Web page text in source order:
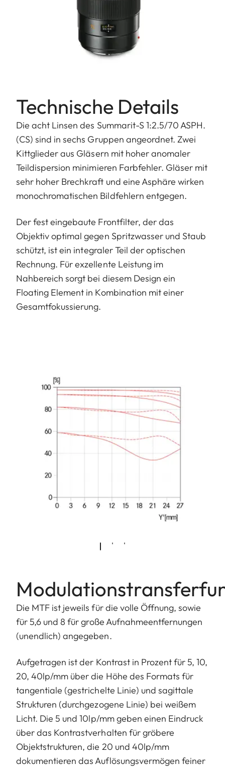
Technische Details
Die acht Linsen des Summarit-S 1:2.5/70 ASPH.
(CS) sind in sechs Gruppen angeordnet. Zwei
Kittglieder aus Gläsern mit hoher anomaler
Teildispersion minimieren Farbfehler. Gläser mit
sehr hoher Brechkraft und eine Asphäre wirken
monochromatischen Bildfehlern entgegen.
Der fest eingebaute Frontfilter, der das
Objektiv optimal gegen Spritzwasser und Staub
schützt, ist ein integraler Teil der optischen
Rechnung. Für exzellente Leistung im
Nahbereich sorgt bei diesem Design ein
Floating Element in Kombination mit einer
Gesamtfokussierung.
Die MTF ist jeweils für die volle Öffnung, sowie
für 5,6 und 8 für große Aufnahmeentfernungen
(unendlich) angegeben.
Aufgetragen ist der Kontrast in Prozent für 5, 10,
20, 40lp/mm über die Höhe des Formats für
tangentiale (gestrichelte Linie) und sagittale
Strukturen (durchgezogene Linie) bei weißem
Licht. Die 5 und 10lp/mm geben einen Eindruck
über das Kontrastverhalten für gröbere
Objektstrukturen, die 20 und 40lp/mm
dokumentieren das Auflösungsvermögen feiner